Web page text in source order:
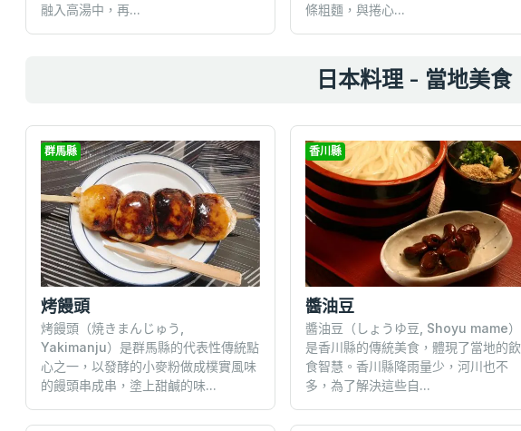
融入高湯中，再...
條粗麵，與捲心...
日本料理 - 當地美食
群馬縣
烤饅頭
烤饅頭（焼きまんじゅう,
Yakimanju）是群馬縣的代表性傳統點
心之一，以發酵的小麥粉做成樸實風味
的饅頭串成串，塗上甜鹹的味...
香川縣
醬油豆
醬油豆（しょうゆ豆, Shoyu mame）
是香川縣的傳統美食，體現了當地的飲
食智慧。香川縣降雨量少，河川也不
多，為了解決這些自...